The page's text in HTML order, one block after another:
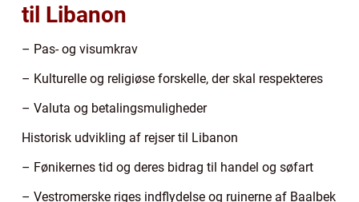
til Libanon
– Pas- og visumkrav
– Kulturelle og religiøse forskelle, der skal respekteres
– Valuta og betalingsmuligheder
Historisk udvikling af rejser til Libanon
– Fønikernes tid og deres bidrag til handel og søfart
– Vestromerske riges indflydelse og ruinerne af Baalbek